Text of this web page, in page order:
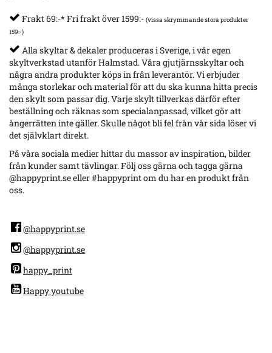
Frakt 69:-* Fri frakt över 1599:- (vissa skrymmande stora produkter
159:-)
Alla skyltar & dekaler produceras i Sverige, i vår egen
skyltverkstad utanför Halmstad. Våra gjutjärnsskyltar och
några andra produkter köps in från leverantör. Vi erbjuder
många storlekar och material för att du ska kunna hitta precis
den skylt som passar dig. Varje skylt tillverkas därför efter
beställning och räknas som specialanpassad, vilket gör att
ångerrätten inte gäller. Skulle något bli fel från vår sida löser vi
det självklart direkt.
På våra sociala medier hittar du massor av inspiration, bilder
från kunder samt tävlingar. Följ oss gärna och tagga gärna
@happyprint.se eller #happyprint om du har en produkt från
oss.
@happyprint.se
@happyprint.se
happy_print
Happy youtube